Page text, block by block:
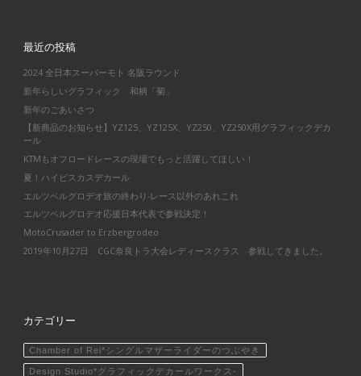
最近の投稿
2024 全日本スーパーモト 名阪ラウンド
新年らしいグラフィック 和柄「菊」
新年のごあいさつ
【新商品のお知らせ】YZ125、YZ125X、YZ250、YZ250X用グラフィックデカ
ール
KTMもオフロードレースの現場でもっと活躍してほしい！
夏！ハイビスカスデカール
エルツベルグロデオ旅の終わり-レース以外のあれこれ
エルツベルグロデオ応援日本代表で参戦決定！
MotoCrusader to Erzbergrodeo
2019年10月27日 CGC奈良トラ大会レディースクラス 参戦してきました。
カテゴリー
Chamber of Rei*シングルマザーライダーのつぶやき
Design Studio*グラフィックデカールワークス-